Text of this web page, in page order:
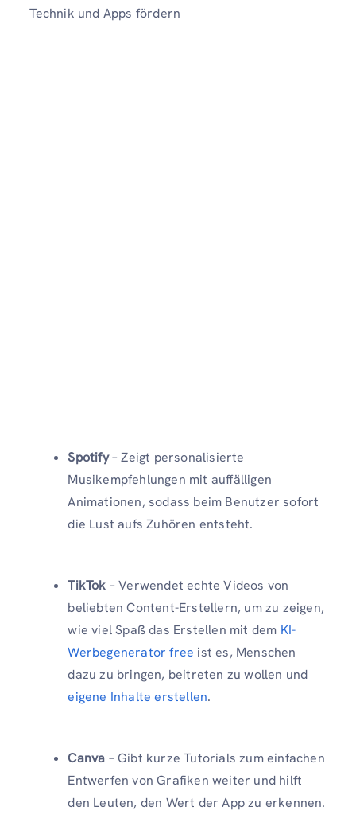
Technik und Apps fördern
Spotify– Zeigt personalisierte
Musikempfehlungen mit auffälligen
Animationen, sodass beim Benutzer sofort
die Lust aufs Zuhören entsteht.
TikTok – Verwendet echte Videos von
beliebten Content-Erstellern, um zu zeigen,
wie viel Spaß das Erstellen mit dem KI-
Werbegenerator free ist es, Menschen
dazu zu bringen, beitreten zu wollen und
eigene Inhalte erstellen.
Canva – Gibt kurze Tutorials zum einfachen
Entwerfen von Grafiken weiter und hilft
den Leuten, den Wert der App zu erkennen.